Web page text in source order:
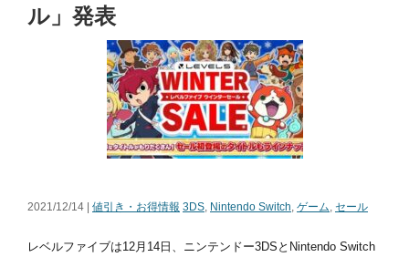
ル」発表
2021/12/14 | 値引き・お得情報 3DS, Nintendo Switch, ゲーム, セール
レベルファイブは12月14日、ニンテンドー3DSとNintendo Switch